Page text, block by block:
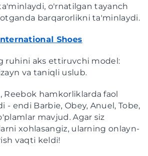
o'rnatilgan tayanch
barqarorlikni ta'minlaydi.
Shoes
ruhini aks ettiruvchi model:
va taniqli uslub.
Reebok hamkorliklarda faol
- endi Barbie, Obey, Anuel, Tobe,
mavjud. Agar siz
xohlasangiz, ularning onlayn-
vaqti keldi!